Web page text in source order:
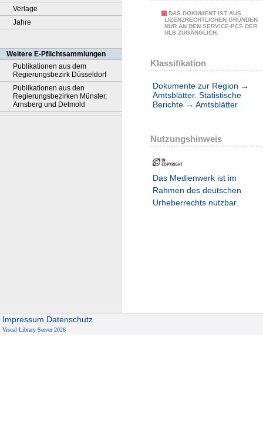
Verlage
Jahre
Weitere E-Pflichtsammlungen
Publikationen aus dem
Regierungsbezirk Düsseldorf
Publikationen aus den
Regierungsbezirken Münster,
Arnsberg und Detmold
DAS DOKUMENT IST AUS
LIZENZRECHTLICHEN GRÜNDEN
NUR AN DEN SERVICE-PCS DER
ULB ZUGÄNGLICH.
Klassifikation
Dokumente zur Region →
Amtsblätter. Statistische
Berichte → Amtsblätter
Nutzungshinweis
Das Medienwerk ist im
Rahmen des deutschen
Urheberrechts nutzbar.
Impressum Datenschutz
Visual Library Server 2026